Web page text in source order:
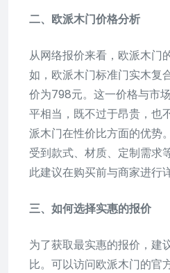
二、欧派木门价格分析
从网络报价来看，欧派木门
如，欧派木门标准门实木复
价为798元。这一价格与市
平相当，既不过于昂贵，也
派木门在性价比方面的优势
受到款式、材质、定制需求
此建议在购买前与商家进行
三、如何选择实惠的报价
为了获取最实惠的报价，建
比。可以访问欧派木门的官